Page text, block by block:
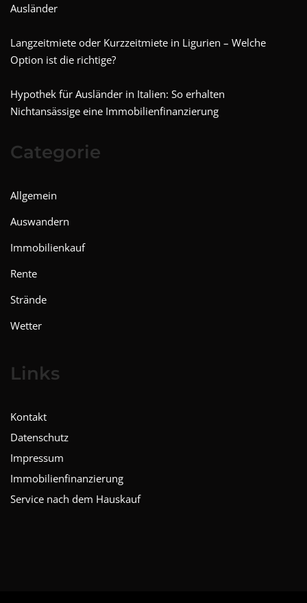
Ausländer
Langzeitmiete oder Kurzzeitmiete in Ligurien – Welche
Option ist die richtige?
Hypothek für Ausländer in Italien: So erhalten
Nichtansässige eine Immobilienfinanzierung
Categorie
Allgemein
Auswandern
Immobilienkauf
Rente
Strände
Wetter
Links
Kontakt
Datenschutz
Impressum
Immobilienfinanzierung
Service nach dem Hauskauf